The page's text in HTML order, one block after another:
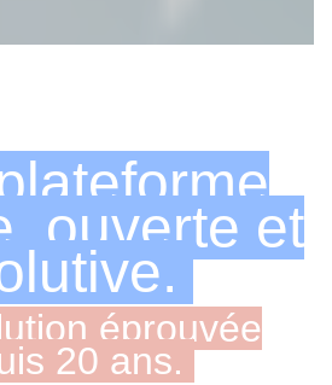
ouverte et
éprouvée
20 ans.